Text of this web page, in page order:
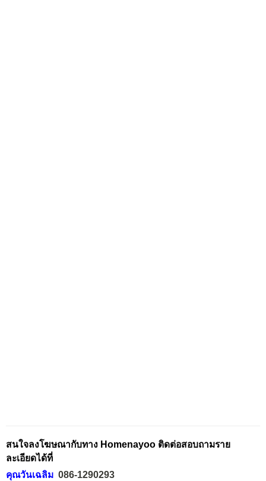
สนใจลงโฆษณากับทาง Homenayoo ติดต่อสอบถามราย
ละเอียดได้ที่
คุณวันเฉลิม 086-1290293